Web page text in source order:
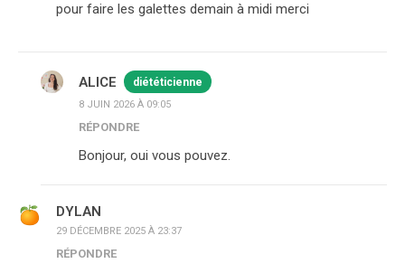
pour faire les galettes demain à midi merci
ALICE diététicienne
8 JUIN 2026 À 09:05
RÉPONDRE
Bonjour, oui vous pouvez.
DYLAN
29 DÉCEMBRE 2025 À 23:37
RÉPONDRE